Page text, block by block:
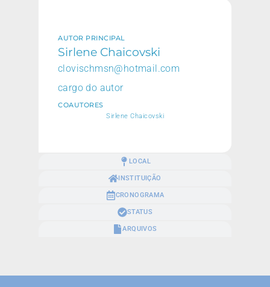
LOCAL
INSTITUIÇÃO
CRONOGRAMA
STATUS
ARQUIVOS
AUTOR PRINCIPAL
Sirlene Chaicovski
clovischmsn@hotmail.com
cargo do autor
COAUTORES
Sirlene Chaicovski